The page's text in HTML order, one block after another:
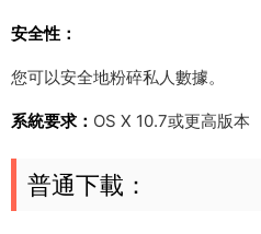
安全性：
您可以安全地粉碎私人數據。
系統要求： OS X 10.7或更高版本
普通下載：